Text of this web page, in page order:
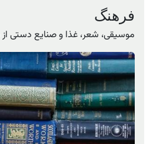
فرهنگ
موسیقی، شعر، غذا و صنایع دستی